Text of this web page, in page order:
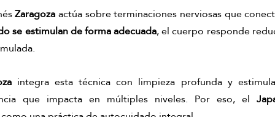
ritual Masaje relajante de matcha ritual corporal de
Zaragoza actúa sobre terminaciones nerviosas que
se estimulan de forma adecuada, el cuerpo responde
integra esta técnica con limpieza profunda y
que impacta en múltiples niveles. Por eso, el